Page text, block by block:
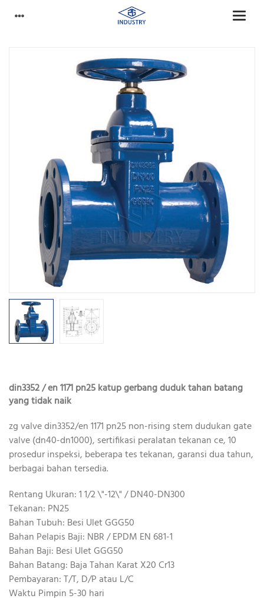
din3352 / en 1171 pn25 katup gerbang duduk tahan batang
yang tidak naik
zg valve din3352/en 1171 pn25 non-rising stem dudukan gate
valve (dn40-dn1000), sertifikasi peralatan tekanan ce, 10
prosedur inspeksi, beberapa tes tekanan, garansi dua tahun,
berbagai bahan tersedia.
Rentang Ukuran: 1 1/2 \"-12\" / DN40-DN300
Tekanan: PN25
Bahan Tubuh: Besi Ulet GGG50
Bahan Pelapis Baji: NBR / EPDM EN 681-1
Bahan Baji: Besi Ulet GGG50
Bahan Batang: Baja Tahan Karat X20 Cr13
Pembayaran: T/T, D/P atau L/C
Waktu Pimpin 5-30 hari